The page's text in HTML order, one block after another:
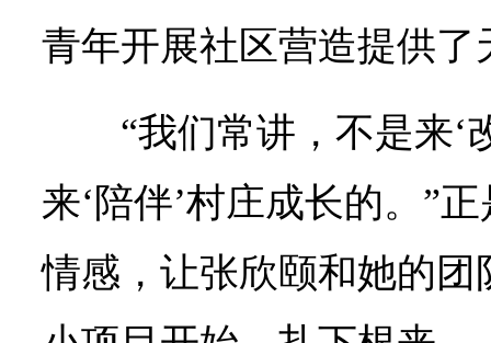
青年开展社区营造提供了
“我们常讲，不是来‘
来‘陪伴’村庄成长的。”
情感，让张欣颐和她的